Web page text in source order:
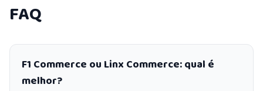
FAQ
F1 Commerce ou Linx Commerce: qual é
melhor?